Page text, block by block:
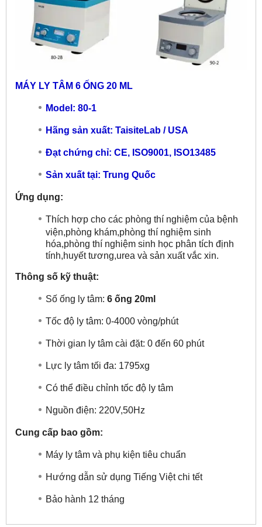
MÁY LY TÂM 6 ỐNG 20 ML
Model: 80-1
Hãng sản xuất: TaisiteLab / USA
Đạt chứng chỉ: CE, ISO9001, ISO13485
Sản xuất tại: Trung Quốc
Ứng dụng:
Thích hợp cho các phòng thí nghiệm của bệnh
viện,phòng khám,phòng thí nghiệm sinh
hóa,phòng thí nghiệm sinh học phân tích định
tính,huyết tương,urea và sản xuất vắc xin.
Thông số kỹ thuật:
Số ống ly tâm: 6 ống 20ml
Tốc độ ly tâm: 0-4000 vòng/phút
Thời gian ly tâm cài đặt: 0 đến 60 phút
Lực ly tâm tối đa: 1795xg
Có thể điều chỉnh tốc độ ly tâm
Nguồn điện: 220V,50Hz
Cung cấp bao gồm:
Máy ly tâm và phụ kiện tiêu chuẩn
Hướng dẫn sử dụng Tiếng Việt chi tết
Bảo hành 12 tháng